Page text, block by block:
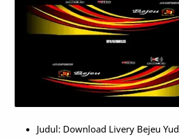
Judul: Download Livery Bejeu